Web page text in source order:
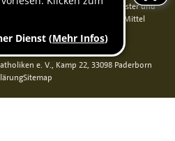
Bischöfe unterstützt Priester und
Seit 2014 werden die Mittel
Bonifatiuswerk weitergeleitet.
e. V., Kamp 22, 33098 Paderborn
Sitemap